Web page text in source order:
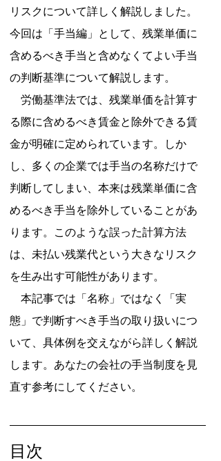
リスクについて詳しく解説しました。
今回は「手当編」として、残業単価に
含めるべき手当と含めなくてよい手当
の判断基準について解説します。
労働基準法では、残業単価を計算す
る際に含めるべき賃金と除外できる賃
金が明確に定められています。しか
し、多くの企業では手当の名称だけで
判断してしまい、本来は残業単価に含
めるべき手当を除外していることがあ
ります。このような誤った計算方法
は、未払い残業代という大きなリスク
を生み出す可能性があります。
本記事では「名称」ではなく「実
態」で判断すべき手当の取り扱いにつ
いて、具体例を交えながら詳しく解説
します。あなたの会社の手当制度を見
直す参考にしてください。
目次